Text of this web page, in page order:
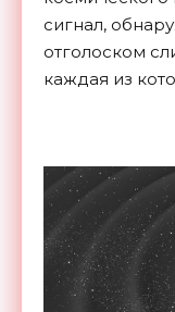
сигнал,
отголоском
каждая из